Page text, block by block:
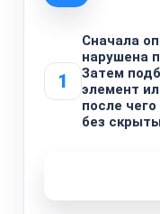
1
Сначала
нарушена
Затем
элемент
после
без